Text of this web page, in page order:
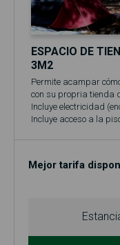
ESPACIO DE
3M2
Permite acampar
con su propria tienda
Incluye electricidad
Incluye acceso a la
Mejor tarifa